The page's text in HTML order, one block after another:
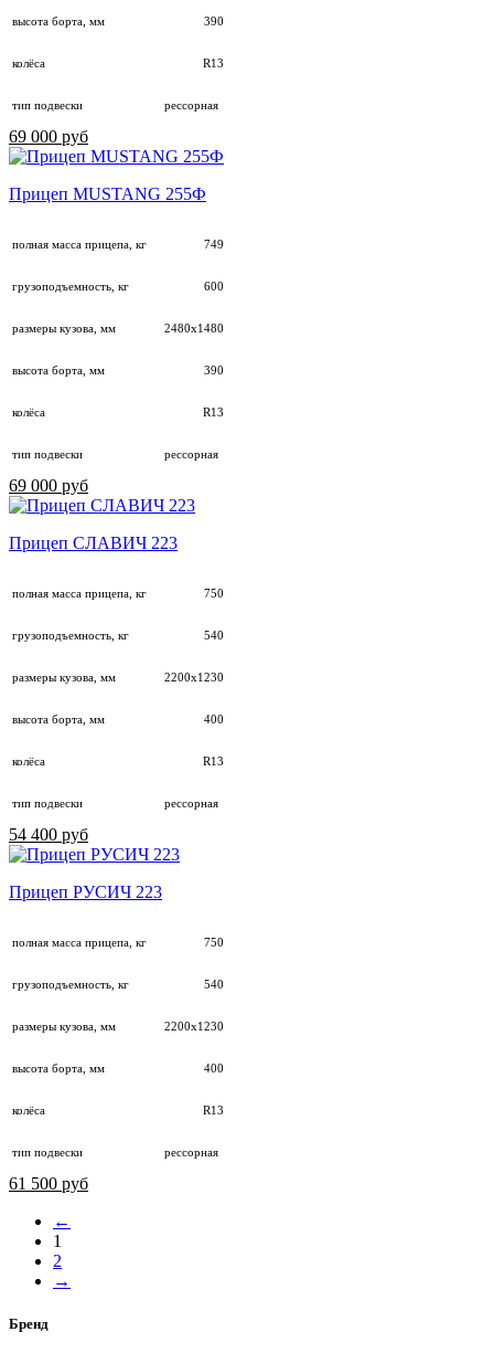
высота борта, мм 390
колёса R13
тип подвески рессорная
69 000 руб
Прицеп MUSTANG 255Ф
полная масса прицепа, кг 749
грузоподъемность, кг 600
размеры кузова, мм 2480х1480
высота борта, мм 390
колёса R13
тип подвески рессорная
69 000 руб
Прицеп СЛАВИЧ 223
полная масса прицепа, кг 750
грузоподъемность, кг 540
размеры кузова, мм 2200х1230
высота борта, мм 400
колёса R13
тип подвески рессорная
54 400 руб
Прицеп РУСИЧ 223
полная масса прицепа, кг 750
грузоподъемность, кг 540
размеры кузова, мм 2200х1230
высота борта, мм 400
колёса R13
тип подвески рессорная
61 500 руб
←
1
2
→
Бренд